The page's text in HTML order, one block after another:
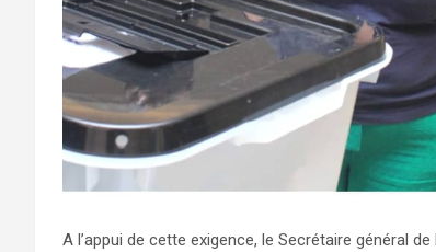
A l’appui de cette exigence, le Secrétaire général